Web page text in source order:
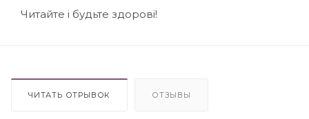
Читайте і будьте здорові!
ЧИТАТЬ ОТРЫВОК ОТЗЫВЫ